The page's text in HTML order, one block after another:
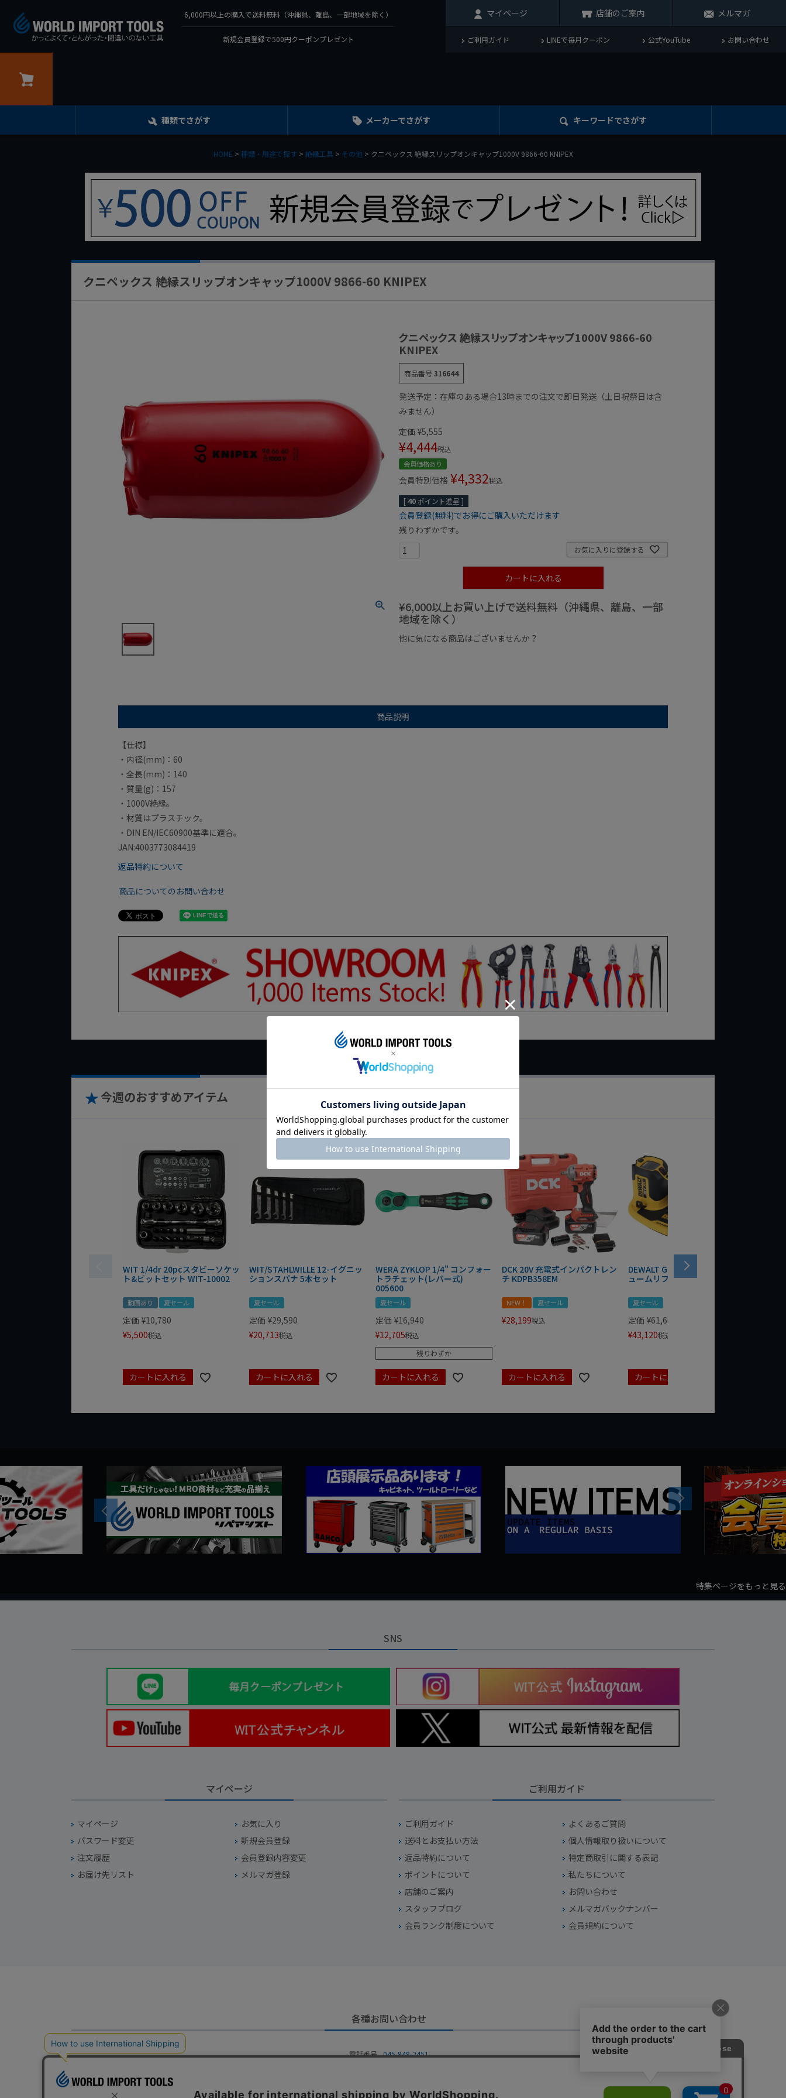
6,000円以上の購入で送料無料（沖縄県、離島、一部地域を除く）
新規会員登録で500円クーポンプレゼント
マイページ 店舗のご案内 メルマガ
ご利用ガイド LINEで毎月クーポン 公式YouTube お問い合わせ
種類でさがす メーカーでさがす キーワードでさがす
HOME 種類・用途で探す 絶縁工具 その他 クニペックス 絶縁スリップオンキャップ1000V 9866-60 KNIPEX
クニペックス 絶縁スリップオンキャップ1000V 9866-60 KNIPEX
クニペックス 絶縁スリップオンキャップ1000V 9866-60
KNIPEX
商品番号316644
発送予定：在庫のある場合13時までの注文で即日発送（土日祝祭日は含
みません）
定価 ¥5,555
¥4,444税込
会員価格あり
会員特別価格 ¥4,332税込
[ 40ポイント進呈 ]
会員登録(無料)でお得にご購入いただけます
残りわずかです。
お気に入りに登録する
カートに入れる
¥6,000以上お買い上げで送料無料（沖縄県、離島、一部
地域を除く）
他に気になる商品はございませんか？
商品説明
【仕様】
・内径(mm)：60
・全長(mm)：140
・質量(g)：157
・1000V絶縁。
・材質はプラスチック。
・DIN EN/IEC60900基準に適合。
JAN:4003773084419
返品特約について
商品についてのお問い合わせ
今週のおすすめアイテム
WIT 1/4dr 20pcスタビーソケッ
ト&ビットセット WIT-10002
動画あり 夏セール
定価 ¥10,780
¥5,500税込
カートに入れる
WIT/STAHLWILLE 12-イグニッ
ションスパナ 5本セット
夏セール
定価 ¥29,590
¥20,713税込
カートに入れる
WERA ZYKLOP 1/4" コンフォー
トラチェット(レバー式)
005600
夏セール
定価 ¥16,940
¥12,705税込
残りわずか
カートに入れる
DCK 20V 充電式インパクトレン
チ KDPB358EM
NEW！ 夏セール
¥28,199税込
カートに入れる
DEWALT GRABO 18V電動バキ
ュームリフター DCE590N-XJ
夏セール
定価 ¥61,600
¥43,120税込
カートに入れる
Previous
Next
特集ページをもっと見る
SNS
マイページ
マイページ
お気に入り
パスワード変更
新規会員登録
注文履歴
会員登録内容変更
お届け先リスト
メルマガ登録
ご利用ガイド
ご利用ガイド
よくあるご質問
送料とお支払い方法
個人情報取り扱いについて
返品特約について
特定商取引に関する表記
ポイントについて
私たちについて
店舗のご案内
お問い合わせ
スタッフブログ
メルマガバックナンバー
会員ランク制度について
会員規約について
各種お問い合わせ
電話番号 045-949-2451
お問い合わせフォームからお問い合わせ